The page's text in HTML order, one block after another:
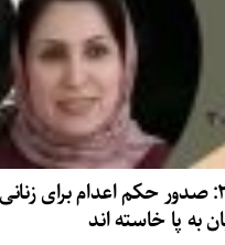
ماهنامه ژوئیه ۲۰۲۶: صدور حکم اعدام برای
به پا خاسته اند